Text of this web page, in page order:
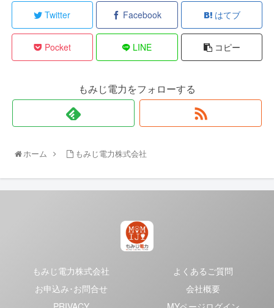
Twitter Facebook はてブ
Pocket LINE コピー
もみじ電力をフォローする
ホーム もみじ電力株式会社
もみじ電力株式会社
よくあるご質問
お申込み･お問合せ
会社概要